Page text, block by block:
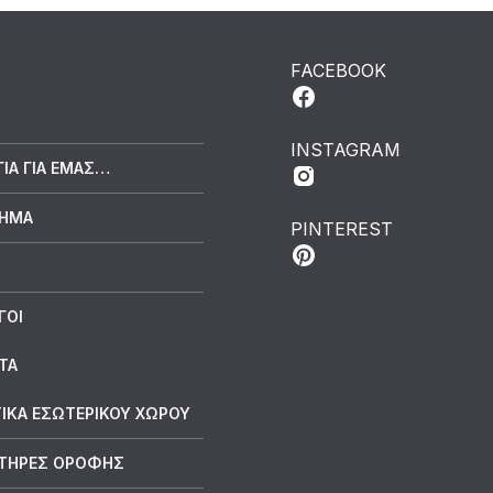
ΓΙΑ ΕΜΆΣ…
ΕΣΩΤΕΡΙΚΟΥ ΧΩΡΟΥ
ΟΡΟΦΗΣ
FACEBOOK
INSTAGRAM
PINTEREST